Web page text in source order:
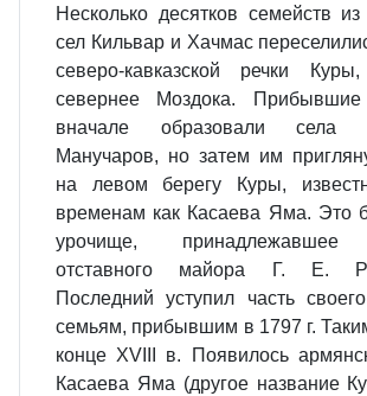
Несколько десятков семейств
сел Кильвар и Хачмас
северо-кавказской речки
севернее Моздока. Прибывшие
вначале образовали
Манучаров, но затем им
на левом берегу Куры,
временам как Касаева Яма. Это
урочище, принадлежавшее
отставного майора Г. Е.
Последний уступил часть
семьям, прибывшим в 1797 г.
конце ХVIII в. Появилось
Касаева Яма (другое название